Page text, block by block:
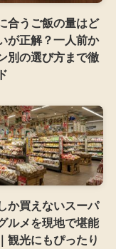
合うご飯の量はど
が正解？一人前か
別の選び方まで徹
か買えないスーパ
ルメを現地で堪能
観光にもぴったり